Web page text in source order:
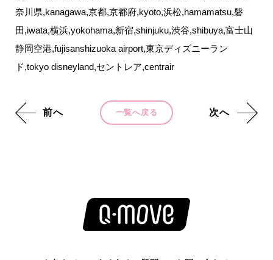
奈川県,kanagawa,京都,京都府,kyoto,浜松,hamamatsu,磐
田,iwata,横浜,yokohama,新宿,shinjuku,渋谷,shibuya,富士山
静岡空港,fujisanshizuoka airport,東京ディズニーラン
ド,tokyo disneyland,セントレア,centrair
前へ 一覧へ戻る 次へ